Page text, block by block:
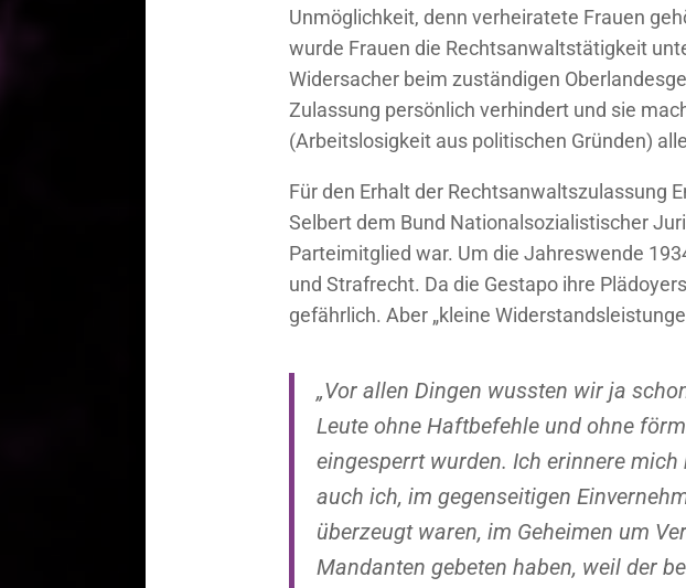
Unmöglichkeit, denn verheiratete Frauen
wurde Frauen die Rechtsanwaltstätigkeit
Widersacher beim zuständigen
Zulassung persönlich verhindert und sie
(Arbeitslosigkeit aus politischen Gründen)
Für den Erhalt der Rechtsanwaltszulassung
Selbert dem Bund Nationalsozialistischer
Parteimitglied war. Um die Jahreswende
und Strafrecht. Da die Gestapo ihre
gefährlich. Aber „kleine
„Vor allen Dingen wussten wir ja
Leute ohne Haftbefehle und ohne
eingesperrt wurden. Ich erinnere
auch ich, im gegenseitigen
überzeugt waren, im Geheimen um
Mandanten gebeten haben, weil der